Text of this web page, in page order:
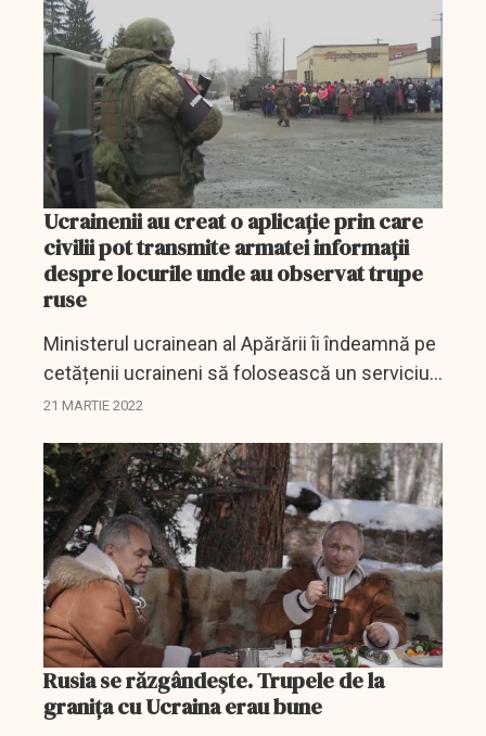
Ucrainenii au creat o aplicație prin care
civilii pot transmite armatei informații
despre locurile unde au observat trupe
ruse
Ministerul ucrainean al Apărării îi îndeamnă pe
cetățenii ucraineni să folosească un serviciu
special, de tip „chatbot”, care generează un
21 MARTIE 2022
Rusia se răzgândește. Trupele de la
granița cu Ucraina erau bune